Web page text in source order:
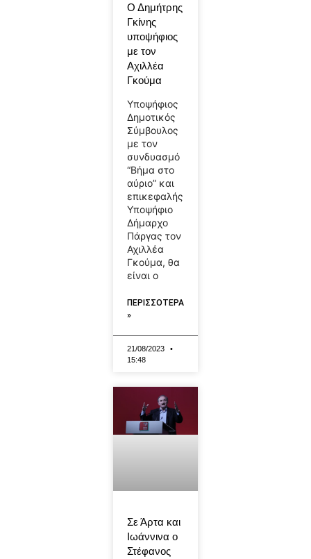
Ο Δημήτρης
Γκίνης
υποψήφιος
με τον
Αχιλλέα
Γκούμα
Υποψήφιος
Δημοτικός
Σύμβουλος
με τον
συνδυασμό
“Βήμα στο
αύριο” και
επικεφαλής
Υποψήφιο
Δήμαρχο
Πάργας τον
Αχιλλέα
Γκούμα, θα
είναι ο
ΠΕΡΙΣΣΟΤΕΡΑ
»
21/08/2023
15:48
Σε Άρτα και
Ιωάννινα ο
Στέφανος